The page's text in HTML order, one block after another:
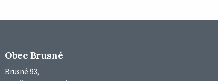
Obec Brusné
Brusné 93,